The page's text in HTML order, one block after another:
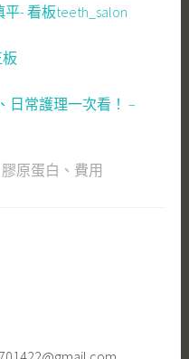
- 看板teeth_salon
日常護理一次看！ –
膠原蛋白 、 費用